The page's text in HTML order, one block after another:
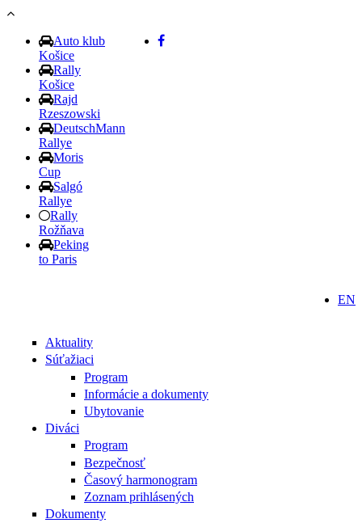
Skočiť na hlavný obsah
Auto klub
Košice
Rally
Košice
Rajd
Rzeszowski
DeutschMann
Rallye
Moris
Cup
Salgó
Rallye
Rally
Rožňava
Peking
to Paris
EN
Aktuality
Súťažiaci
Program
Informácie a dokumenty
Ubytovanie
Diváci
Program
Bezpečnosť
Časový harmonogram
Zoznam prihlásených
Dokumenty